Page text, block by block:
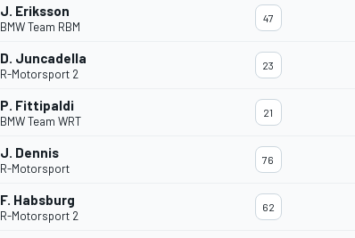
J. Eriksson
BMW Team RBM
47
D. Juncadella
R-Motorsport 2
23
P. Fittipaldi
BMW Team WRT
21
J. Dennis
R-Motorsport
76
F. Habsburg
R-Motorsport 2
62